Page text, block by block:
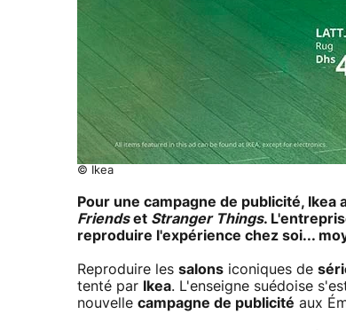
© Ikea
Pour une campagne de publicité,
Friendset Stranger Things.
reproduire l'expérience chez soi...
Reproduire les salons iconiques de
tenté par
Ikea. L'enseigne suédoise
nouvelle campagne de publicité aux